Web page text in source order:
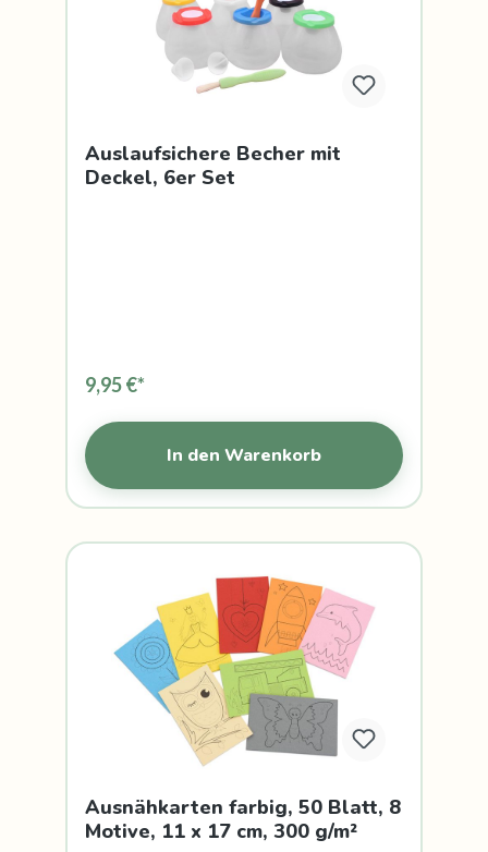
Auslaufsichere Becher mit
Deckel, 6er Set
9,95 €*
In den Warenkorb
Ausnähkarten farbig, 50 Blatt, 8
Motive, 11 x 17 cm, 300 g/m²